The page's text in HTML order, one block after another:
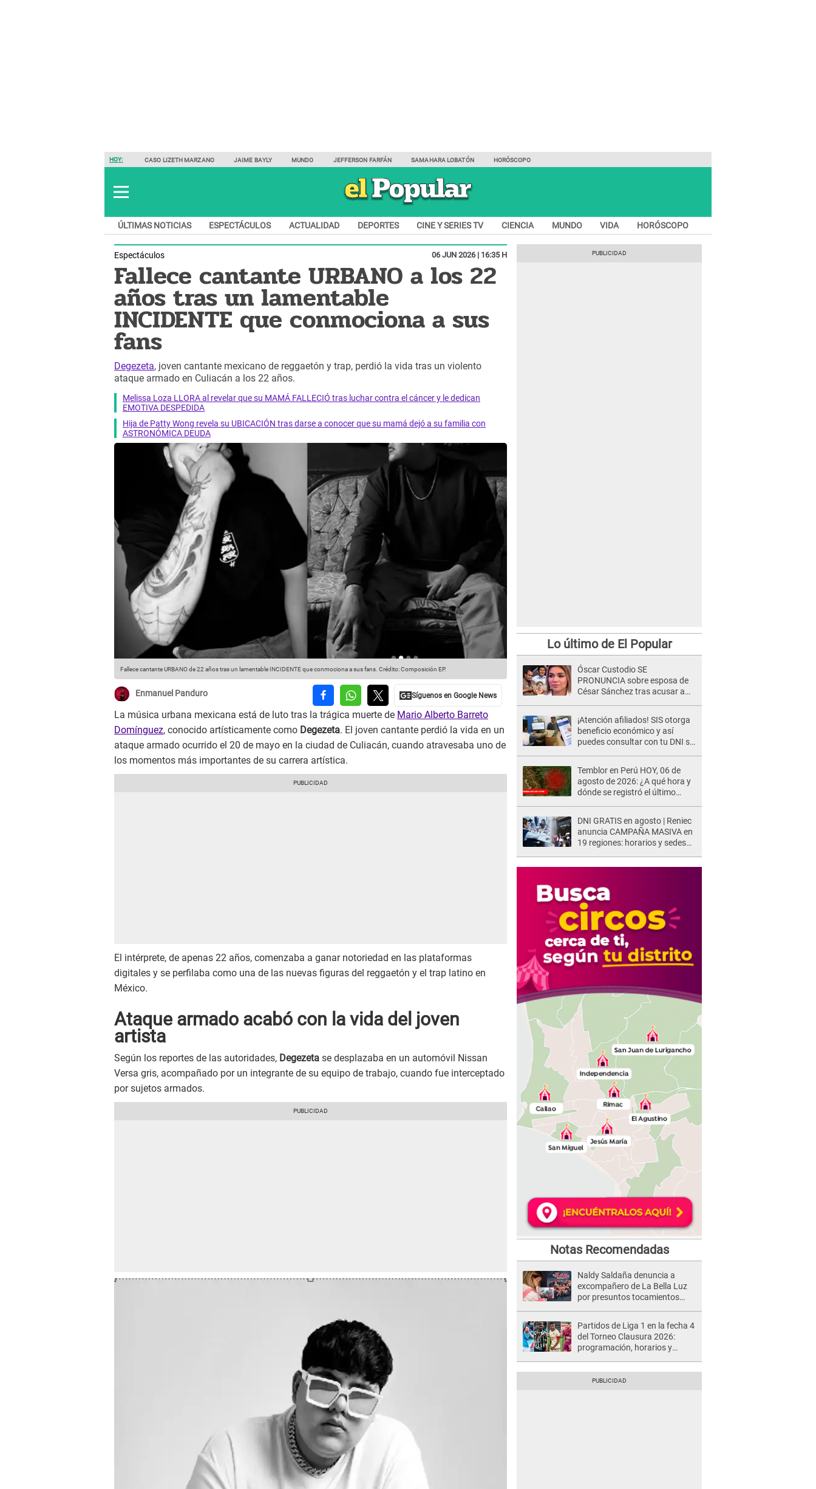
HOY: CASO LIZETH MARZANO JAIME BAYLY MUNDO JEFFERSON FARFÁN SAMAHARA LOBATÓN HORÓSCOPO
ÚLTIMAS NOTICIAS ESPECTÁCULOS ACTUALIDAD DEPORTES CINE Y SERIES TV CIENCIA MUNDO VIDA HORÓSCOPO
Espectáculos 06 JUN 2026 | 16:35 H
Fallece cantante URBANO a los 22
años tras un lamentable
INCIDENTE que conmociona a sus
fans
Degezeta, joven cantante mexicano de reggaetón y trap, perdió la vida tras un violento
ataque armado en Culiacán a los 22 años.
Melissa Loza LLORA al revelar que su MAMÁ FALLECIÓ tras luchar contra el cáncer y le dedican
EMOTIVA DESPEDIDA
Hija de Patty Wong revela su UBICACIÓN tras darse a conocer que su mamá dejó a su familia con
ASTRONÓMICA DEUDA
Fallece cantante URBANO de 22 años tras un lamentable INCIDENTE que conmociona a sus fans. Crédito: Composición EP.
Enmanuel Panduro
La música urbana mexicana está de luto tras la trágica muerte de Mario Alberto Barreto
Domínguez, conocido artísticamente como Degezeta. El joven cantante perdió la vida en un
ataque armado ocurrido el 20 de mayo en la ciudad de Culiacán, cuando atravesaba uno de
los momentos más importantes de su carrera artística.
El intérprete, de apenas 22 años, comenzaba a ganar notoriedad en las plataformas
digitales y se perfilaba como una de las nuevas figuras del reggaetón y el trap latino en
México.
Ataque armado acabó con la vida del joven
artista
Según los reportes de las autoridades, Degezeta se desplazaba en un automóvil Nissan
Versa gris, acompañado por un integrante de su equipo de trabajo, cuando fue interceptado
por sujetos armados.
Lo último de El Popular
Óscar Custodio SE
PRONUNCIA sobre esposa de
César Sánchez tras acusar a
de la justicia"
¡Atención afiliados! SIS otorga
beneficio económico y así
puedes consultar con tu DNI si
Temblor en Perú HOY, 06 de
agosto de 2026: ¿A qué hora y
dónde se registró el último
DNI GRATIS en agosto | Reniec
anuncia CAMPAÑA MASIVA en
19 regiones: horarios y sedes
Notas Recomendadas
Naldy Saldaña denuncia a
excompañero de La Bella Luz
por presuntos tocamientos
Partidos de Liga 1 en la fecha 4
del Torneo Clausura 2026:
programación, horarios y